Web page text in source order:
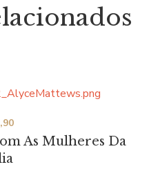
As Mulheres Da